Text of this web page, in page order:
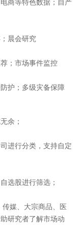
商等特色数据；自产
晨会研究
；市场事件监控
护；多级灾备保障
余；
进行分类，支持自定
选股进行筛选；
媒、大宗商品、医
研究者了解市场动